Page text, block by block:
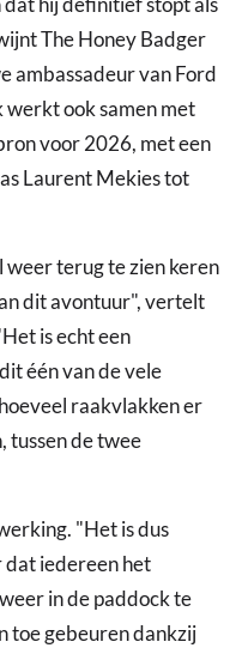
The Honey Badger
ambassadeur van Ford
werkt ook samen met
voor 2026, met een
Laurent Mekies tot
terug te zien keren
dit avontuur", vertelt
is echt een
één van de vele
raakvlakken er
tussen de twee
"Het is dus
dat iedereen het
in de paddock te
toe gebeuren dankzij